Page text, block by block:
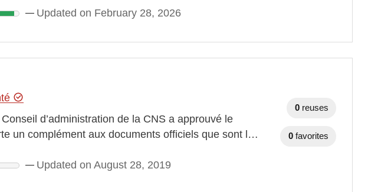
Updated on February 28, 2026
d’administration de la CNS a approuvé le
un complément aux documents officiels que sont l…
Updated on August 28, 2019
0 reuses
0 favorites